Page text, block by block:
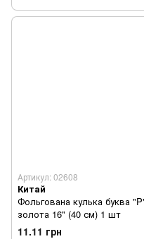
Артикул: 02608
Китай
Фольгована кулька буква
золота 16" (40 см) 1 шт
11.11 грн